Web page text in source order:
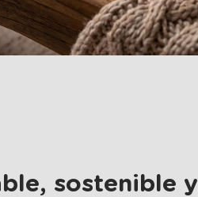
sostenible y